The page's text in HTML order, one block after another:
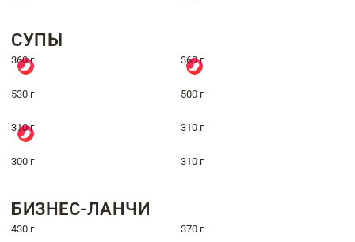
СУПЫ
360 г 360 г
530 г 500 г
310 г 310 г
300 г 310 г
БИЗНЕС-ЛАНЧИ
430 г 370 г